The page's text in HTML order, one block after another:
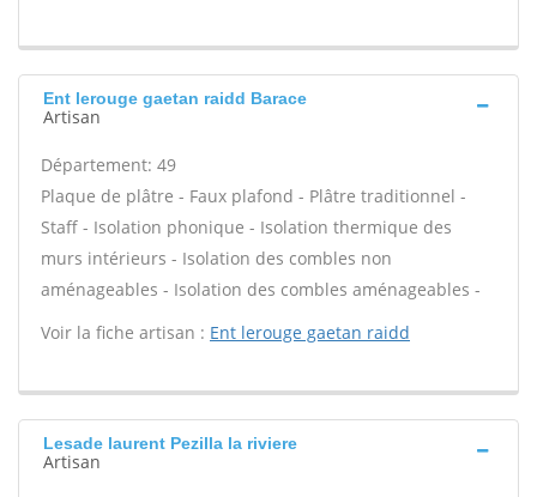
Ent lerouge gaetan raidd Barace
Artisan
Département: 49
Plaque de plâtre - Faux plafond - Plâtre traditionnel -
Staff - Isolation phonique - Isolation thermique des
murs intérieurs - Isolation des combles non
aménageables - Isolation des combles aménageables -
Voir la fiche artisan : Ent lerouge gaetan raidd
Lesade laurent Pezilla la riviere
Artisan